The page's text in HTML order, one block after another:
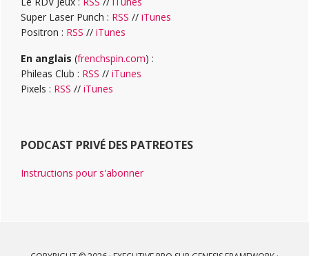
Super Laser Punch : RSS // iTunes
Positron : RSS // iTunes
En anglais (frenchspin.com) :
Phileas Club : RSS // iTunes
Pixels : RSS // iTunes
PODCAST PRIVÉ DES PATREOTES
Instructions pour s'abonner